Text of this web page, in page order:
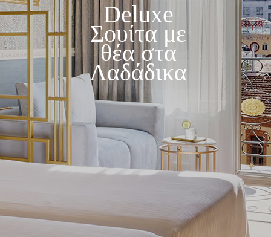
Deluxe
Σουίτα με
θέα στα
Λαδάδικα